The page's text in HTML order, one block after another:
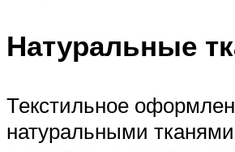
Натуральные
Текстильное
натуральными